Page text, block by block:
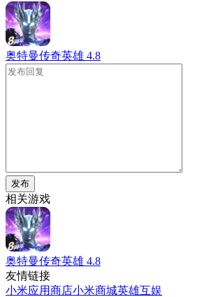
奥特曼传奇英雄 4.8
发布
相关游戏
奥特曼传奇英雄 4.8
友情链接
小米应用商店小米商城英雄互娱